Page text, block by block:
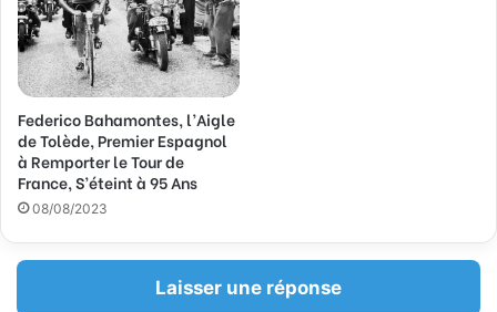
Federico Bahamontes, l’Aigle
de Tolède, Premier Espagnol
à Remporter le Tour de
France, S’éteint à 95 Ans
08/08/2023
Laisser une réponse